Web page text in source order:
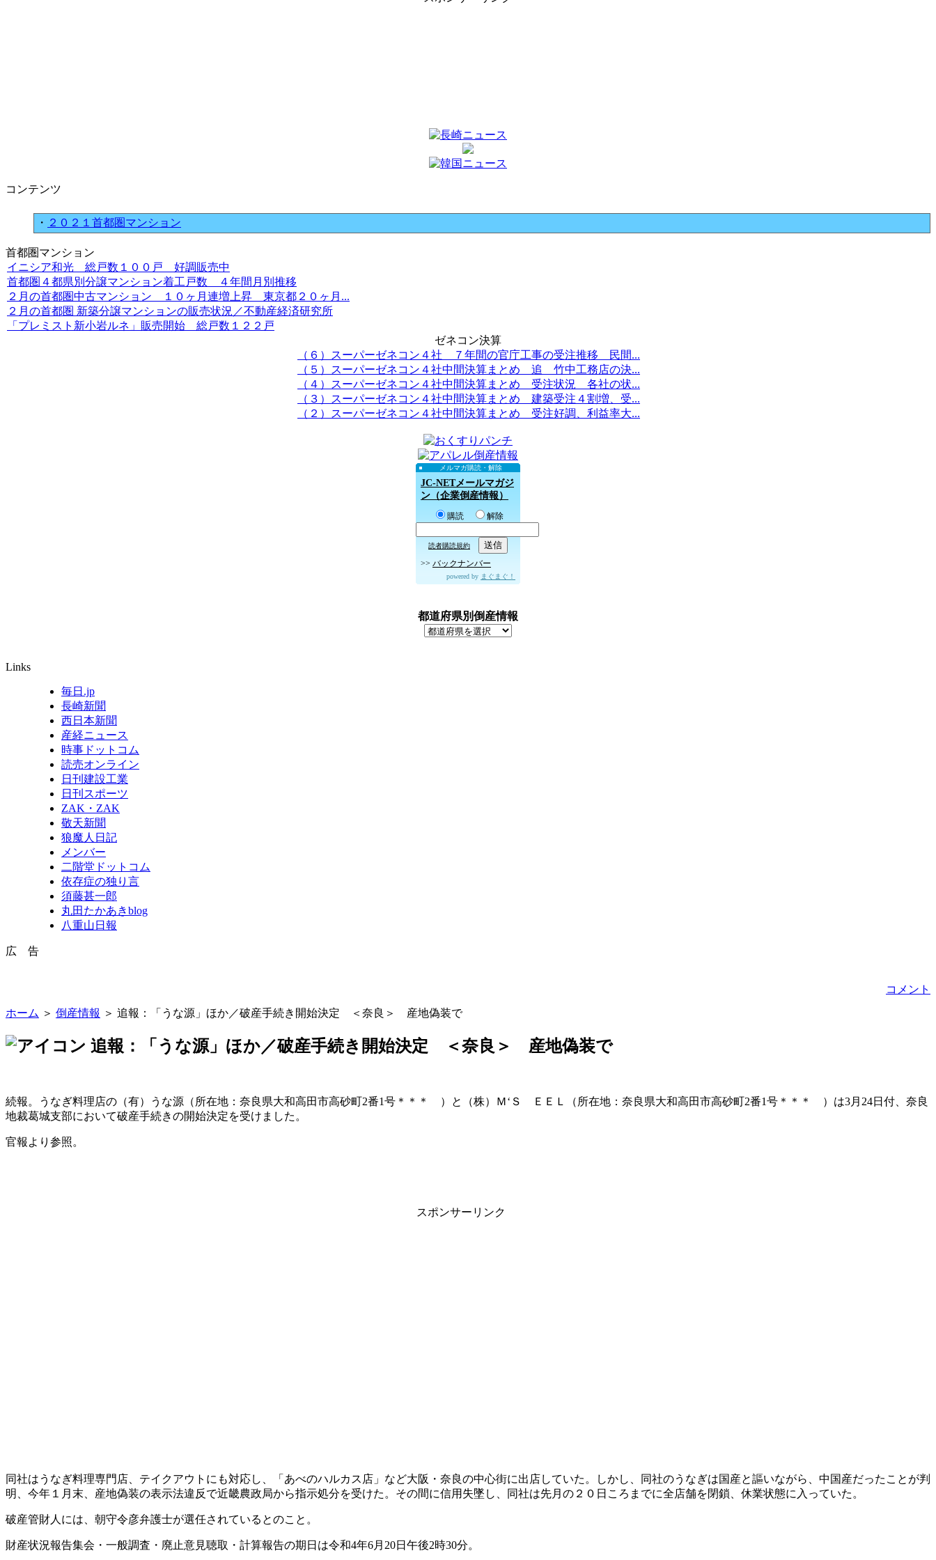
コンテンツ
・ ２０２１首都圏マンション
首都圏マンション
イニシア和光 総戸数１００戸 好調販売中
首都圏４都県別分譲マンション着工戸数 ４年間月別推移
２月の首都圏中古マンション １０ヶ月連増上昇 東京都２０ヶ月...
２月の首都圏 新築分譲マンションの販売状況／不動産経済研究所
「プレミスト新小岩ルネ」販売開始 総戸数１２２戸
ゼネコン決算
（６）スーパーゼネコン４社 ７年間の官庁工事の受注推移 民間...
（５）スーパーゼネコン４社中間決算まとめ 追 竹中工務店の決...
（４）スーパーゼネコン４社中間決算まとめ 受注状況 各社の状...
（３）スーパーゼネコン４社中間決算まとめ 建築受注４割増、受...
（２）スーパーゼネコン４社中間決算まとめ 受注好調、利益率大...
メルマガ購読・解除
JC-NETメールマガジ
ン（企業倒産情報）
購読 解除
読者購読規約
>> バックナンバー
powered by まぐまぐ！
都道府県別倒産情報
Links
毎日.jp
長崎新聞
西日本新聞
産経ニュース
時事ドットコム
読売オンライン
日刊建設工業
日刊スポーツ
ZAK・ZAK
敬天新聞
狼魔人日記
メンバー
二階堂ドットコム
依存症の独り言
須藤甚一郎
丸田たかあきblog
八重山日報
広 告
コメント
ホーム ＞ 倒産情報 ＞ 追報：「うな源」ほか／破産手続き開始決定 ＜奈良＞ 産地偽装で
追報：「うな源」ほか／破産手続き開始決定 ＜奈良＞ 産地偽装で
続報。うなぎ料理店の（有）うな源（所在地：奈良県大和高田市高砂町2番1号＊＊＊ ）と（株）Ｍ‘Ｓ ＥＥＬ（所在地：奈良県大和高田市高砂町2番1号＊＊＊ ）は3月24日付、奈良
地裁葛城支部において破産手続きの開始決定を受けました。
官報より参照。
スポンサーリンク
同社はうなぎ料理専門店、テイクアウトにも対応し、「あべのハルカス店」など大阪・奈良の中心街に出店していた。しかし、同社のうなぎは国産と謳いながら、中国産だったことが判
明、今年１月末、産地偽装の表示法違反で近畿農政局から指示処分を受けた。その間に信用失墜し、同社は先月の２０日ころまでに全店舗を閉鎖、休業状態に入っていた。
破産管財人には、朝守令彦弁護士が選任されているとのこと。
財産状況報告集会・一般調査・廃止意見聴取・計算報告の期日は令和4年6月20日午後2時30分。